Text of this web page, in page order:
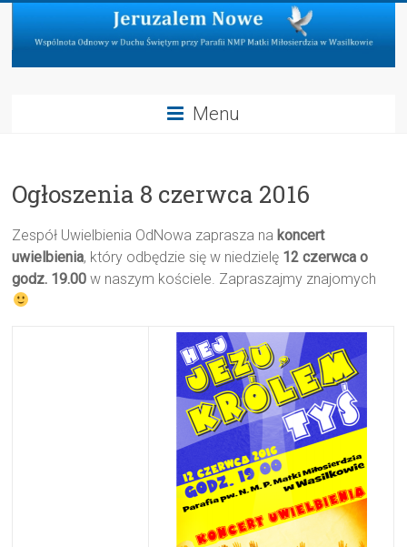
Skip
content
Jeruzalem
Odnowy
Duchu
Świętym
przy
Parafii
Menu
Ogłoszenia 8 czerwca 2016
Zespół Uwielbienia OdNowa zaprasza na koncert
uwielbienia, który odbędzie się w niedzielę 12 czerwca o
godz. 19.00 w naszym kościele. Zapraszajmy znajomych